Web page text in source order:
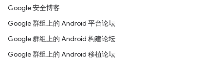
Google 安全博客
Google 群组上的 Android 平台论坛
Google 群组上的 Android 构建论坛
Google 群组上的 Android 移植论坛